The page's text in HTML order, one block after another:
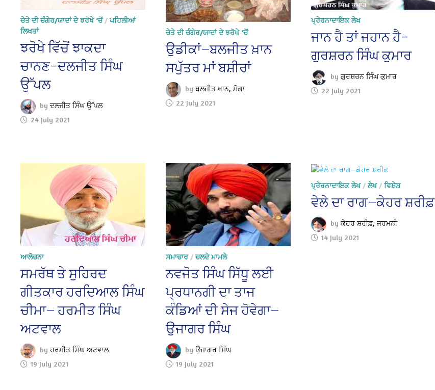
ਚੇਤੇ ਦੀ ਚੰਗੇਰ/ਯਾਦਾਂ ਦੇ ਝਰੋਖੇ ‘ਚੋਂ/ਪਹਿਲੀਆਂ
ਲਿਖਤਾਂ
ਝਰੋਖੇ ਵਿੱਚੋਂ ਝਾਕਦਾ
ਚਾਨਣ–ਦਲਜੀਤ ਸਿੰਘ
ਉੱਪਲ
byਦਲਜੀਤ ਸਿੰਘ ਉੱਪਲ
24 July 2021
ਚੇਤੇ ਦੀ ਚੰਗੇਰ/ਯਾਦਾਂ ਦੇ ਝਰੋਖੇ ‘ਚੋਂ
ਉਡੀਕਾਂ—ਬਲਜੀਤ ਖ਼ਾਨ
ਸਪੁੱਤਰ ਮਾਂ ਬਸ਼ੀਰਾਂ
byਬਲਜੀਤ ਖਾਨ, ਮੋਗਾ
22 July 2021
ਪ੍ਰੇਰਨਾਦਾਇਕ ਲੇਖ
ਜਾਨ ਹੈ ਤਾਂ ਜਹਾਨ ਹੈ–
ਗੁਰਸ਼ਰਨ ਸਿੰਘ ਕੁਮਾਰ
by ਗੁਰਸ਼ਰਨ ਸਿੰਘ ਕੁਮਾਰ
22 July 2021
ਆਲੋਚਨਾ
ਸਮਰੱਥ ਤੇ ਸੁਹਿਰਦ
ਗੀਤਕਾਰ ਹਰਦਿਆਲ ਸਿੰਘ
ਚੀਮਾ— ਹਰਮੀਤ ਸਿੰਘ
ਅਟਵਾਲ
byਹਰਮੀਤ ਸਿੰਘ ਅਟਵਾਲ
19 July 2021
ਸਮਾਚਾਰ/ ਚਲਦੇ ਮਾਮਲੇ
ਨਵਜੋਤ ਸਿੰਘ ਸਿੱਧੂ ਲਈ
ਪ੍ਰਧਾਨਗੀ ਦਾ ਤਾਜ
ਕੰਡਿਆਂ ਦੀ ਸੇਜ ਹੋਵੇਗਾ—
ਉਜਾਗਰ ਸਿੰਘ
by ਉਜਾਗਰ ਸਿੰਘ
19 July 2021
ਪ੍ਰੇਰਨਾਦਾਇਕ ਲੇਖ/ਲੇਖ/ ਵਿਸ਼ੇਸ਼
ਵੇਲੇ ਦਾ ਰਾਗ—ਕੇਹਰ ਸ਼ਰੀਫ਼
byਕੇਹਰ ਸ਼ਰੀਫ਼, ਜਰਮਨੀ
14 July 2021